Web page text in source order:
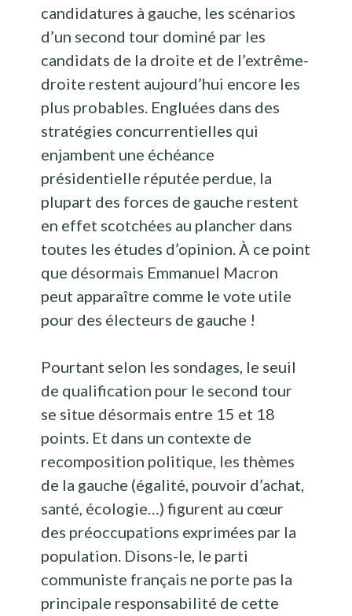
candidatures à gauche, les scénarios
d’un second tour dominé par les
candidats de la droite et de l’extrême-
droite restent aujourd’hui encore les
plus probables. Engluées dans des
stratégies concurrentielles qui
enjambent une échéance
présidentielle réputée perdue, la
plupart des forces de gauche restent
en effet scotchées au plancher dans
toutes les études d’opinion. À ce point
que désormais Emmanuel Macron
peut apparaître comme le vote utile
pour des électeurs de gauche !
Pourtant selon les sondages, le seuil
de qualification pour le second tour
se situe désormais entre 15 et 18
points. Et dans un contexte de
recomposition politique, les thèmes
de la gauche (égalité, pouvoir d’achat,
santé, écologie…) figurent au cœur
des préoccupations exprimées par la
population. Disons-le, le parti
communiste français ne porte pas la
principale responsabilité de cette